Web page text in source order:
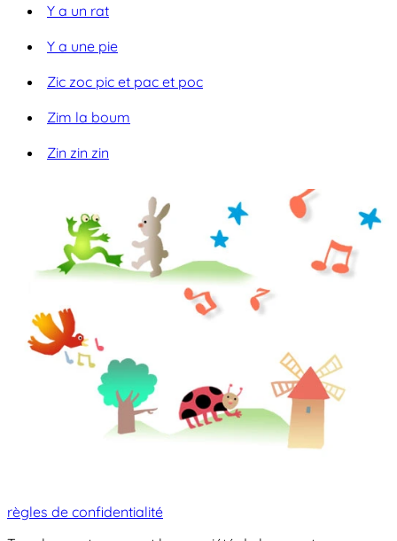
Y a un rat
Y a une pie
Zic zoc pic et pac et poc
Zim la boum
Zin zin zin
règles de confidentialité